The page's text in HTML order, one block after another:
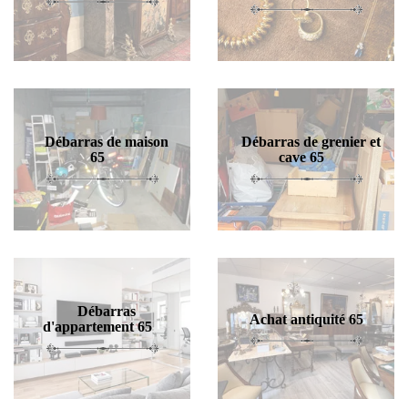
Débarras de maison
65
Débarras de grenier et
cave 65
Débarras
d'appartement 65
Achat antiquité 65